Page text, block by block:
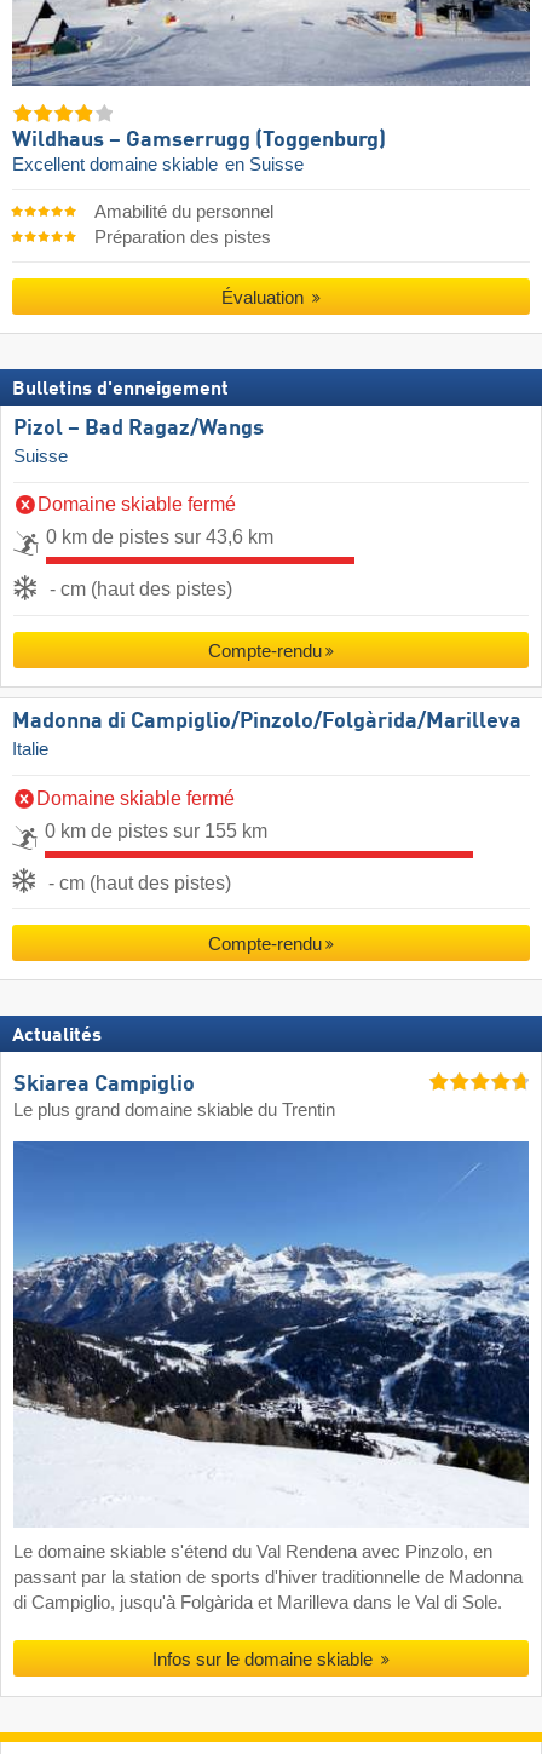
Wildhaus – Gamserrugg (Toggenburg)
Excellent domaine skiable en Suisse
Amabilité du personnel
Préparation des pistes
Évaluation
Bulletins d'enneigement
Pizol – Bad Ragaz/​Wangs
Suisse
Domaine skiable fermé
0 km de pistes sur 43,6 km
- cm (haut des pistes)
Compte-rendu
Madonna di Campiglio/​Pinzolo/​Folgàrida/​Marilleva
Italie
Domaine skiable fermé
0 km de pistes sur 155 km
- cm (haut des pistes)
Compte-rendu
Actualités
Skiarea Campiglio
Le plus grand domaine skiable du Trentin
Le domaine skiable s'étend du Val Rendena avec Pinzolo, en
passant par la station de sports d'hiver traditionnelle de Madonna
di Campiglio, jusqu'à Folgàrida et Marilleva dans le Val di Sole.
Infos sur le domaine skiable